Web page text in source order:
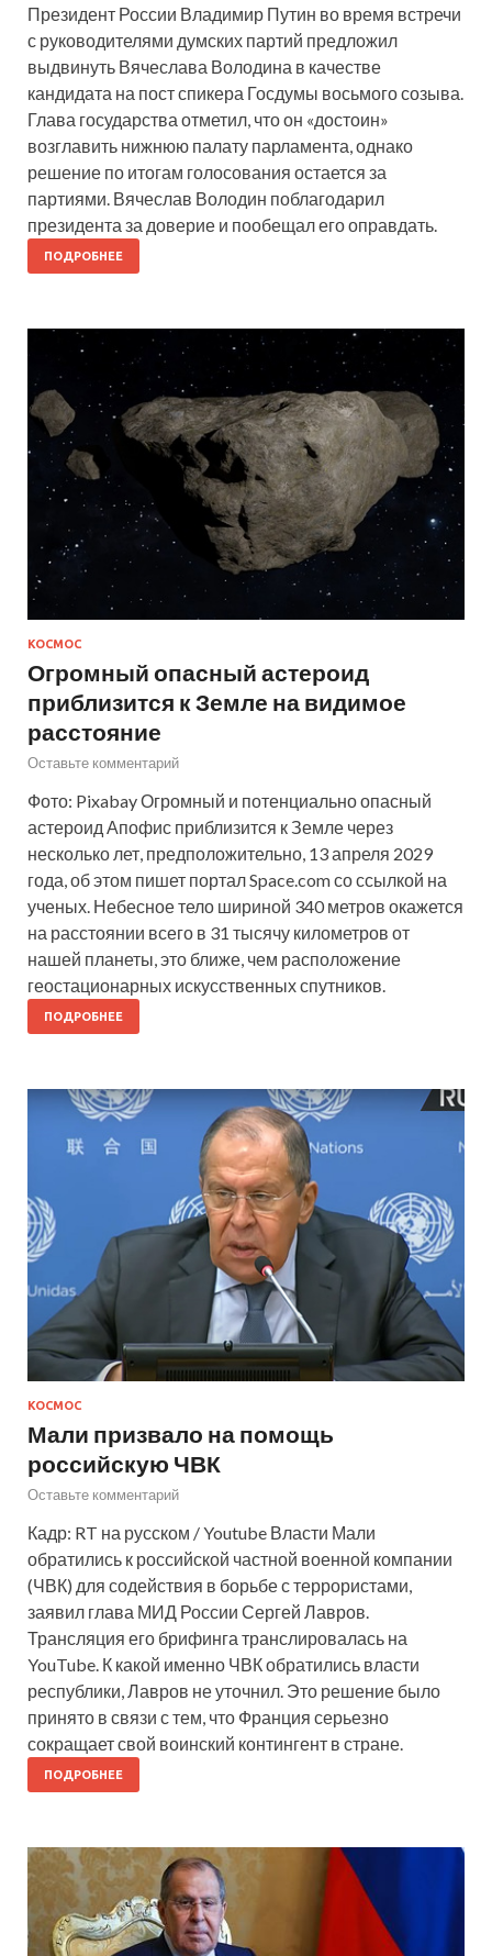
Президент России Владимир Путин во время встречи
с руководителями думских партий предложил
выдвинуть Вячеслава Володина в качестве
кандидата на пост спикера Госдумы восьмого созыва.
Глава государства отметил, что он «достоин»
возглавить нижнюю палату парламента, однако
решение по итогам голосования остается за
партиями. Вячеслав Володин поблагодарил
президента за доверие и пообещал его оправдать.
ПОДРОБНЕЕ
КОСМОС
Огромный опасный астероид
приблизится к Земле на видимое
расстояние
Оставьте комментарий
Фото: Pixabay Огромный и потенциально опасный
астероид Апофис приблизится к Земле через
несколько лет, предположительно, 13 апреля 2029
года, об этом пишет портал Space.com со ссылкой на
ученых. Небесное тело шириной 340 метров окажется
на расстоянии всего в 31 тысячу километров от
нашей планеты, это ближе, чем расположение
геостационарных искусственных спутников.
ПОДРОБНЕЕ
КОСМОС
Мали призвало на помощь
российскую ЧВК
Оставьте комментарий
Кадр: RT на русском / Youtube Власти Мали
обратились к российской частной военной компании
(ЧВК) для содействия в борьбе с террористами,
заявил глава МИД России Сергей Лавров.
Трансляция его брифинга транслировалась на
YouTube. К какой именно ЧВК обратились власти
республики, Лавров не уточнил. Это решение было
принято в связи с тем, что Франция серьезно
сокращает свой воинский контингент в стране.
ПОДРОБНЕЕ